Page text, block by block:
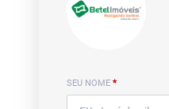
SEU NOME *